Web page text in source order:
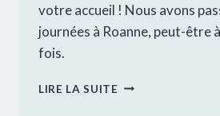
votre accueil ! Nous avons
journées à Roanne, peut-être
fois.
LIRE LA SUITE FORMATION